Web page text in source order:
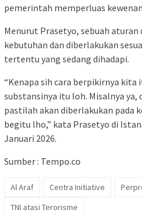
pemerintah memperluas
Menurut Prasetyo, sebuah aturan
kebutuhan dan diberlakukan
tertentu yang sedang dihadapi.
“Kenapa sih cara berpikirnya
substansinya itu loh. Misalnya
pastilah akan diberlakukan pada
begitu lho,” kata Prasetyo di
Januari 2026.
Sumber : Tempo.co
Al Araf Centra Initiative
TNI atasi Terorisme